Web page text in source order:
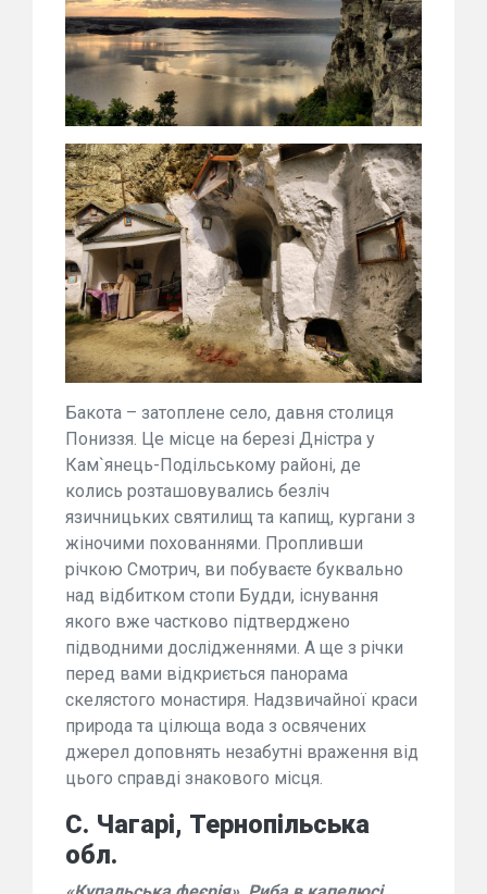
Бакота – затоплене село, давня столиця
Пониззя. Це місце на березі Дністра у
Кам`янець-Подільському районі, де
колись розташовувались безліч
язичницьких святилищ та капищ, кургани з
жіночими похованнями. Пропливши
річкою Смотрич, ви побуваєте буквально
над відбитком стопи Будди, існування
якого вже частково підтверджено
підводними дослідженнями. А ще з річки
перед вами відкриється панорама
скелястого монастиря. Надзвичайної краси
природа та цілюща вода з освячених
джерел доповнять незабутні враження від
цього справді знакового місця.
С. Чагарі, Тернопільська
обл.